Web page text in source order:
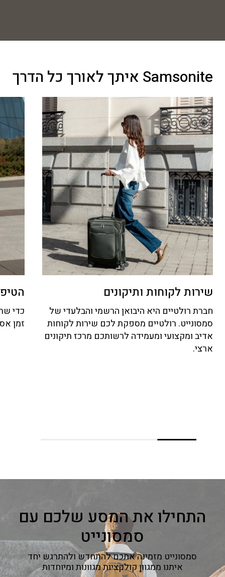
Samsonite איתך לאורך כל הדרך
שירות לקוחות ותיקונים
חברת רולטיים היא היבואן הרשמי והבלעדי של
סמסונייט. רולטיים מספקת לכם שירות לקוחות
אדיב ומקצועי ומעמידה לרשותכם מרכז תיקונים
ארצי.
כדי
זמן
התחילו את המסע שלכם עם
סמסונייט
סמסונייט מזמינה אתכם להתחדש ולהתרגש יחד
איתנו ממגוון קולקציות מגוונות ומיוחדות